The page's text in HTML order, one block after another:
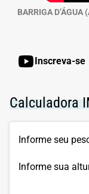
BARRIGA D’ÁGUA
Inscreva-se
Calculadora
Informe seu
Informe sua